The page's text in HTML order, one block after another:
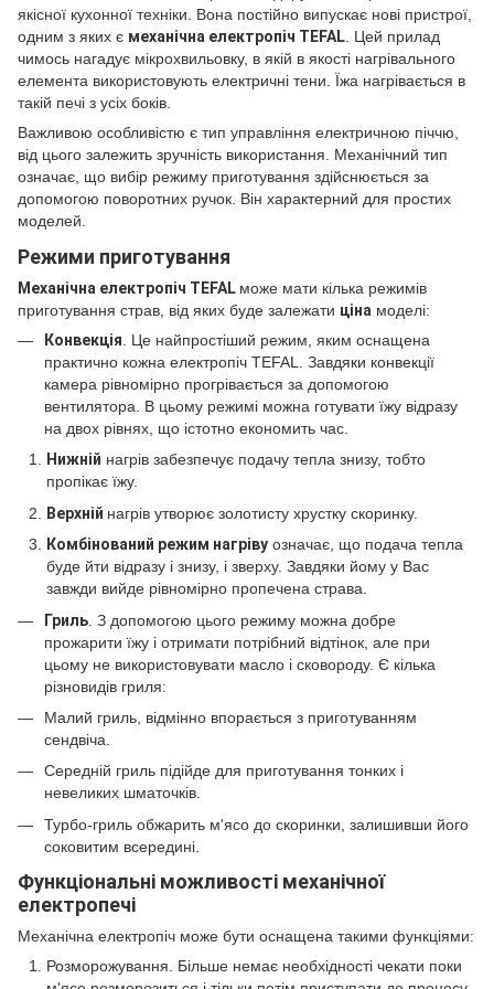
якісної кухонної техніки. Вона постійно випускає нові пристрої,
одним з яких є механічна електропіч TEFAL. Цей прилад
чимось нагадує мікрохвильовку, в якій в якості нагрівального
елемента використовують електричні тени. Їжа нагрівається в
такій печі з усіх боків.
Важливою особливістю є тип управління електричною піччю,
від цього залежить зручність використання. Механічний тип
означає, що вибір режиму приготування здійснюється за
допомогою поворотних ручок. Він характерний для простих
моделей.
Режими приготування
Механічна електропіч TEFAL може мати кілька режимів
приготування страв, від яких буде залежати ціна моделі:
Конвекція . Це найпростіший режим, яким оснащена
практично кожна електропіч TEFAL. Завдяки конвекції
камера рівномірно прогрівається за допомогою
вентилятора. В цьому режимі можна готувати їжу відразу
на двох рівнях, що істотно економить час.
Нижній нагрів забезпечує подачу тепла знизу, тобто
пропікає їжу.
Верхній нагрів утворює золотисту хрустку скоринку.
Комбінований режим нагріву означає, що подача тепла
буде йти відразу і знизу, і зверху. Завдяки йому у Вас
завжди вийде рівномірно пропечена страва.
Гриль . З допомогою цього режиму можна добре
прожарити їжу і отримати потрібний відтінок, але при
цьому не використовувати масло і сковороду. Є кілька
різновидів гриля:
Малий гриль, відмінно впорається з приготуванням
сендвіча.
Середній гриль підійде для приготування тонких і
невеликих шматочків.
Турбо-гриль обжарить м'ясо до скоринки, залишивши його
соковитим всередині.
Функціональні можливості механічної
електропечі
Механічна електропіч може бути оснащена такими функціями:
Розморожування. Більше немає необхідності чекати поки